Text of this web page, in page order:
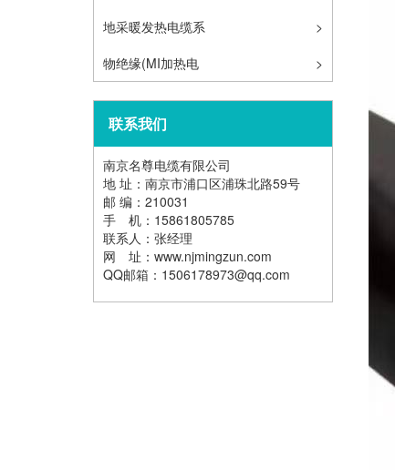
列
地采暖发热电缆系
列
>
物绝缘(MI加热电
缆)
>
联系我们
南京名尊电缆有限公司
地 址：南京市浦口区浦珠北路59号
邮 编：210031
手 机：15861805785
联系人：张经理
网 址：www.njmingzun.com
QQ邮箱：1506178973@qq.com